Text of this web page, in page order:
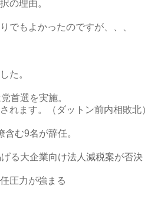
の理由。
でもよかったのですが、、、
た。
首選を実施。
れます。（ダットン前内相敗北）
む9名が辞任。
る大企業向け法人減税案が否決
圧力が強まる